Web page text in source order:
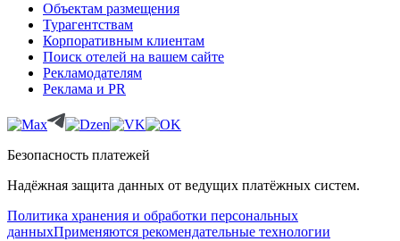
Объектам размещения
Турагентствам
Корпоративным клиентам
Поиск отелей на вашем сайте
Рекламодателям
Реклама и PR
Безопасность платежей
Надёжная защита данных от ведущих платёжных систем.
Политика хранения и обработки персональных
данныхПрименяются рекомендательные технологии